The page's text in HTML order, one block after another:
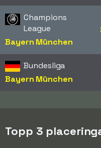
Champions
League
Bayern München
Bundesliga
Bayern München
Topp 3